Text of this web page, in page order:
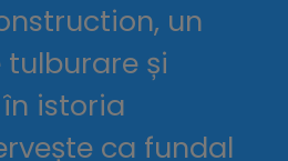
un
și
istoria
ca fundal